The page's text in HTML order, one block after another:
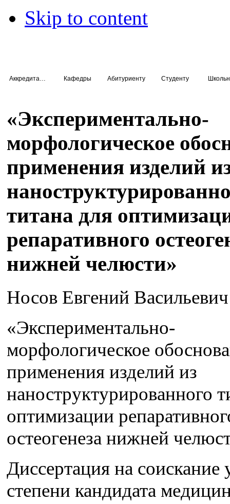
Skip to content
Кафедры Абитуриенту Студенту
«Экспериментально-
морфологическое
применения изделий
титана для
репаративного
нижней челюсти»
Носов Евгений Васильевич
«Экспериментально-
морфологическое
применения изделий из
наноструктурированного
оптимизации
остеогенеза нижней
Диссертация на соискание
степени кандидата